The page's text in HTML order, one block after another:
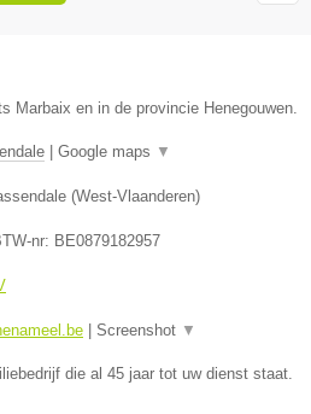
Marbaix en in de provincie Henegouwen.
Google maps ▼
(West-Vlaanderen)
nr: BE0879182957
Screenshot ▼
die al 45 jaar tot uw dienst staat.